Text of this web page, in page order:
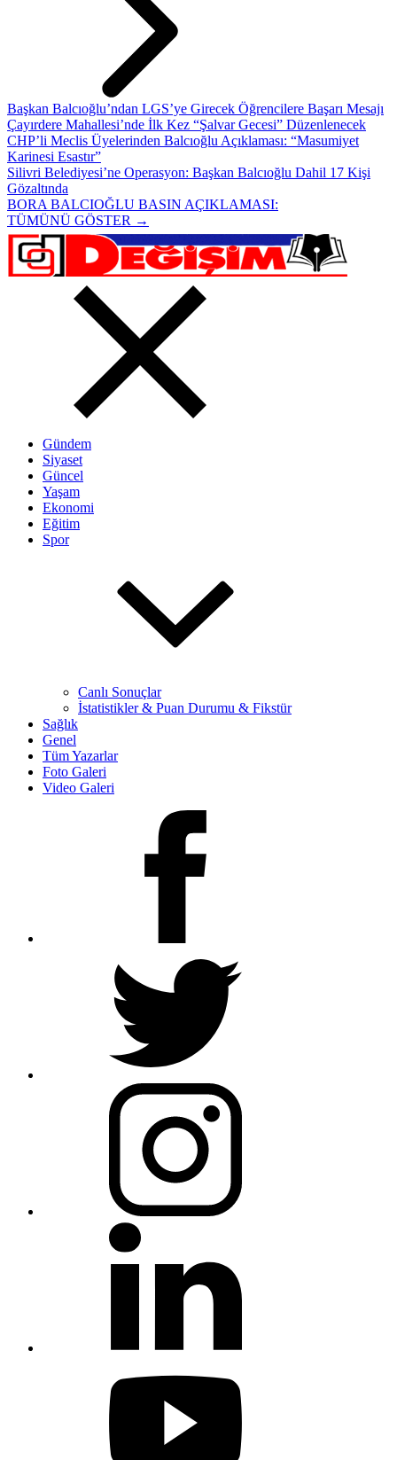
Başkan Balcıoğlu’ndan LGS’ye Girecek Öğrencilere Başarı Mesajı
Çayırdere Mahallesi’nde İlk Kez “Şalvar Gecesi” Düzenlenecek
CHP’li Meclis Üyelerinden Balcıoğlu Açıklaması: “Masumiyet
Karinesi Esastır”
Silivri Belediyesi’ne Operasyon: Başkan Balcıoğlu Dahil 17 Kişi
Gözaltında
BORA BALCIOĞLU BASIN AÇIKLAMASI:
TÜMÜNÜ GÖSTER →
Gündem
Siyaset
Güncel
Yaşam
Ekonomi
Eğitim
Spor
Canlı Sonuçlar
İstatistikler & Puan Durumu & Fikstür
Sağlık
Genel
Tüm Yazarlar
Foto Galeri
Video Galeri